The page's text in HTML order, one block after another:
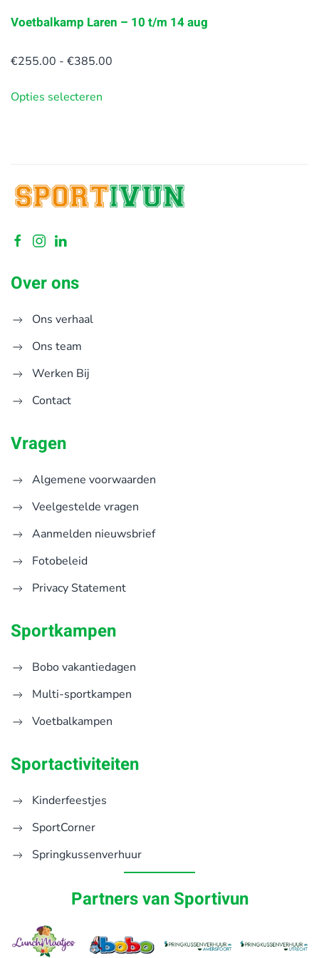
Voetbalkamp Laren – 10 t/m 14 aug
€255.00 - €385.00
Opties selecteren
Over ons
Ons verhaal
Ons team
Werken Bij
Contact
Vragen
Algemene voorwaarden
Veelgestelde vragen
Aanmelden nieuwsbrief
Fotobeleid
Privacy Statement
Sportkampen
Bobo vakantiedagen
Multi-sportkampen
Voetbalkampen
Sportactiviteiten
Kinderfeestjes
SportCorner
Springkussenverhuur
Partners van Sportivun